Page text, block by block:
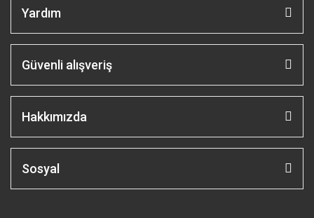
Yardım
Güvenli alışveriş
Hakkımızda
Sosyal